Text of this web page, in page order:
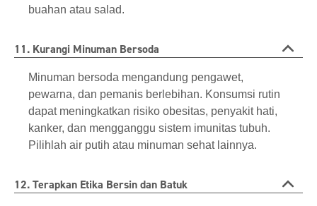
buahan atau salad.
11. Kurangi Minuman Bersoda
Minuman bersoda mengandung pengawet,
pewarna, dan pemanis berlebihan. Konsumsi rutin
dapat meningkatkan risiko obesitas, penyakit hati,
kanker, dan mengganggu sistem imunitas tubuh.
Pilihlah air putih atau minuman sehat lainnya.
12. Terapkan Etika Bersin dan Batuk